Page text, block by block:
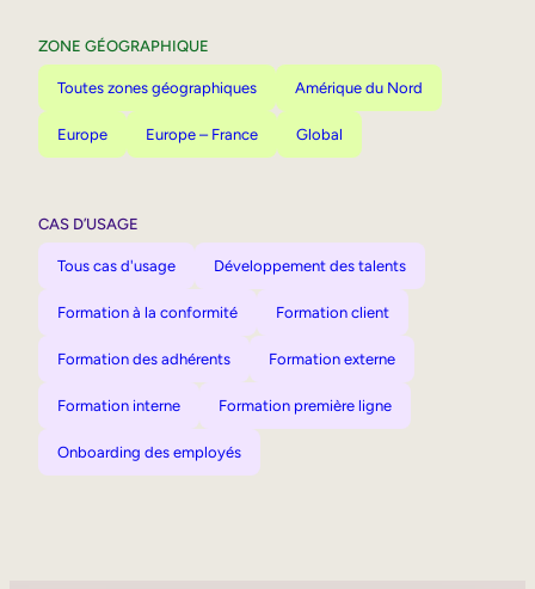
ZONE GÉOGRAPHIQUE
Toutes zones géographiques Amérique du Nord
Europe Europe – France Global
CAS D’USAGE
Tous cas d'usage Développement des talents
Formation à la conformité Formation client
Formation des adhérents Formation externe
Formation interne Formation première ligne
Onboarding des employés